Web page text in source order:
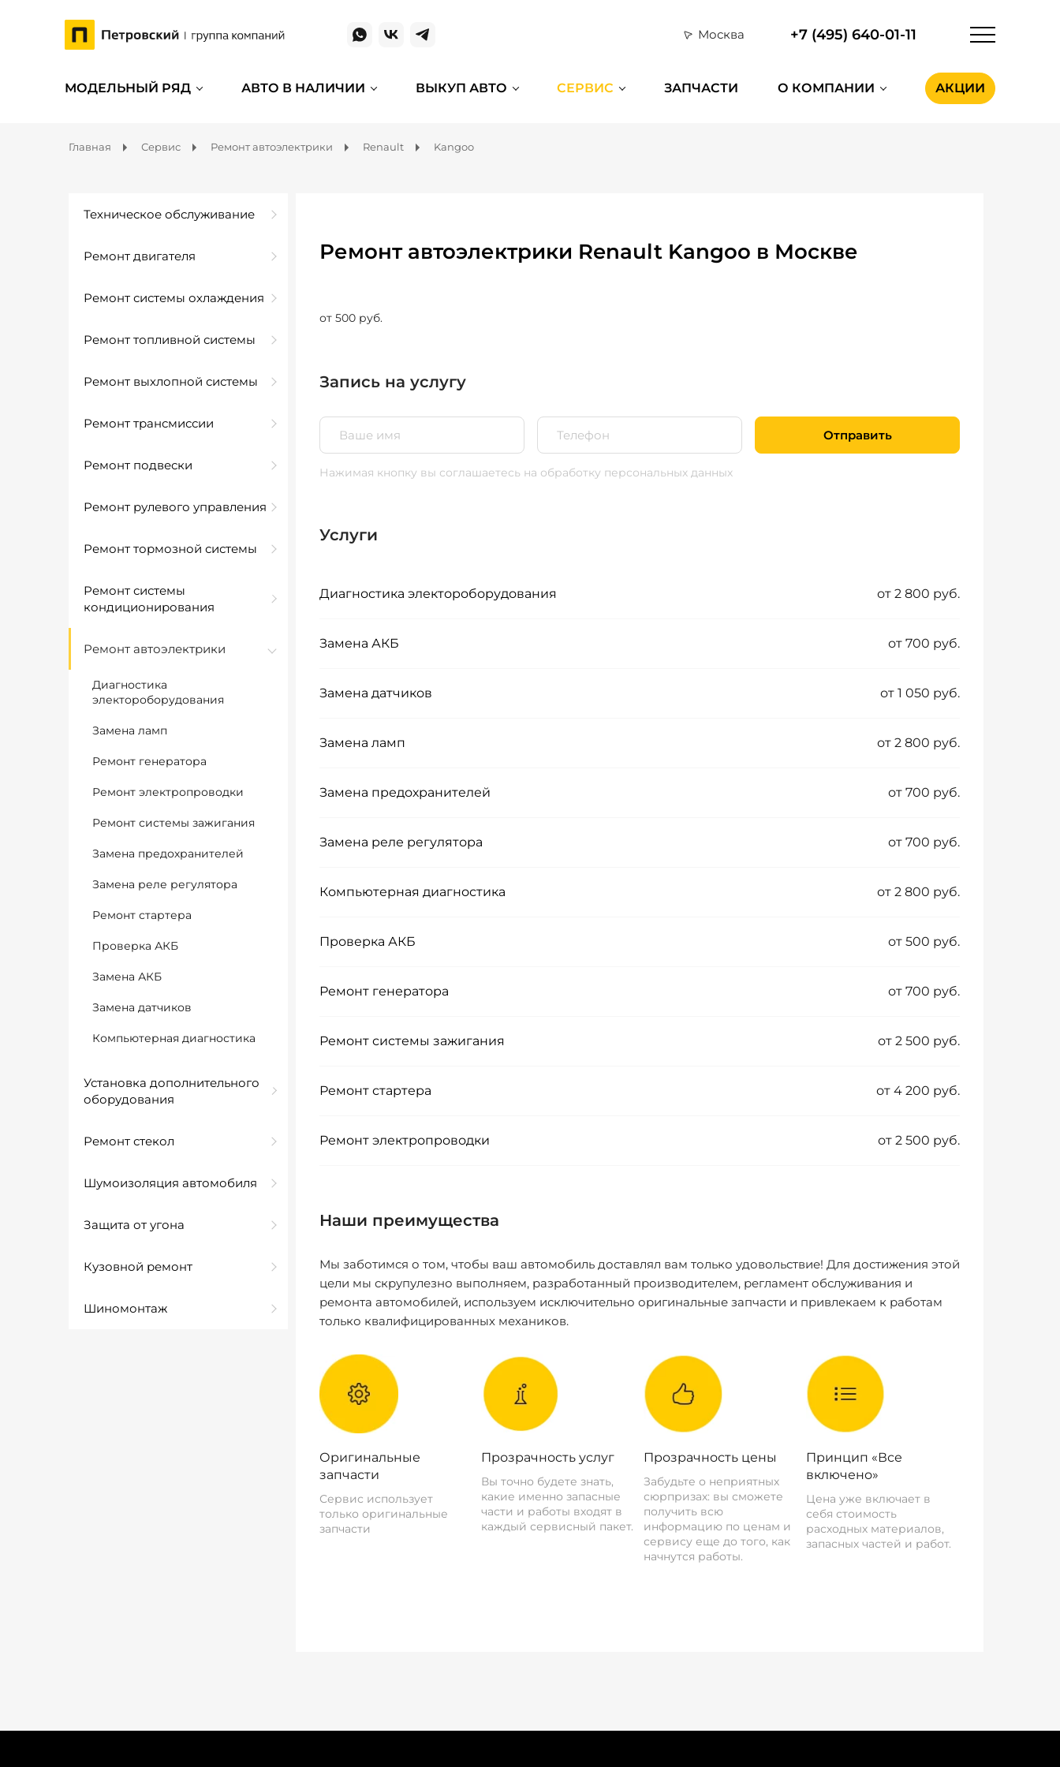
Москва +7 (495) 640-01-11
МОДЕЛЬНЫЙ РЯД АВТО В НАЛИЧИИ ВЫКУП АВТО СЕРВИС ЗАПЧАСТИ О КОМПАНИИ АКЦИИ
Главная Сервис Ремонт автоэлектрики Renault Kangoo
Техническое обслуживание
Ремонт двигателя
Ремонт системы охлаждения
Ремонт топливной системы
Ремонт выхлопной системы
Ремонт трансмиссии
Ремонт подвески
Ремонт рулевого управления
Ремонт тормозной системы
Ремонт системы
кондиционирования
Ремонт автоэлектрики
Диагностика
электороборудования
Замена ламп
Ремонт генератора
Ремонт электропроводки
Ремонт системы зажигания
Замена предохранителей
Замена реле регулятора
Ремонт стартера
Проверка АКБ
Замена АКБ
Замена датчиков
Компьютерная диагностика
Установка дополнительного
оборудования
Ремонт стекол
Шумоизоляция автомобиля
Защита от угона
Кузовной ремонт
Шиномонтаж
Ремонт автоэлектрики Renault Kangoo в Москве
от 500 руб.
Запись на услугу
Отправить
Нажимая кнопку вы соглашаетесь на обработку персональных данных
Услуги
Диагностика электороборудования от 2 800 руб.
Замена АКБ от 700 руб.
Замена датчиков от 1 050 руб.
Замена ламп от 2 800 руб.
Замена предохранителей от 700 руб.
Замена реле регулятора от 700 руб.
Компьютерная диагностика от 2 800 руб.
Проверка АКБ от 500 руб.
Ремонт генератора от 700 руб.
Ремонт системы зажигания от 2 500 руб.
Ремонт стартера от 4 200 руб.
Ремонт электропроводки от 2 500 руб.
Наши преимущества
Мы заботимся о том, чтобы ваш автомобиль доставлял вам только удовольствие! Для достижения этой
цели мы скрупулезно выполняем, разработанный производителем, регламент обслуживания и
ремонта автомобилей, используем исключительно оригинальные запчасти и привлекаем к работам
только квалифицированных механиков.
Оригинальные
запчасти
Сервис использует
только оригинальные
запчасти
Прозрачность услуг
Вы точно будете знать,
какие именно запасные
части и работы входят в
каждый сервисный пакет.
Прозрачность цены
Забудьте о неприятных
сюрпризах: вы сможете
получить всю
информацию по ценам и
сервису еще до того, как
начнутся работы.
Принцип «Все
включено»
Цена уже включает в
себя стоимость
расходных материалов,
запасных частей и работ.